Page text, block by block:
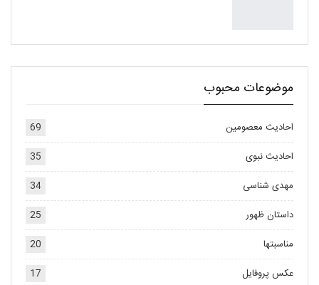
موضوعات محبوب
احادیث معصومین
69
احادیث نبوی
35
مهدی شناسی
34
داستان ظهور
25
مناسبتها
20
عکس پروفایل
17